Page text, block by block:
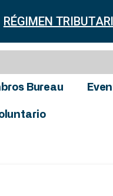
RÉGIMEN
Bureau